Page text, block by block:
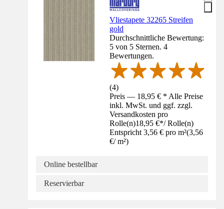
Vliestapete 32265 Streifen
gold
Durchschnittliche Bewertung:
5 von 5 Sternen. 4
Bewertungen.
(4)
Preis — 18,95 € * Alle Preise
inkl. MwSt. und ggf. zzgl.
Versandkosten pro
Rolle(n)18,95 €*/ Rolle(n)
Entspricht 3,56 € pro m²(3,56
€/ m²)
Online bestellbar
Reservierbar